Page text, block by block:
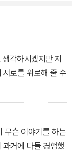
각하시겠지만 저
로를 위로해 줄 수
무슨 이야기를 하는
거에 다들 경험했